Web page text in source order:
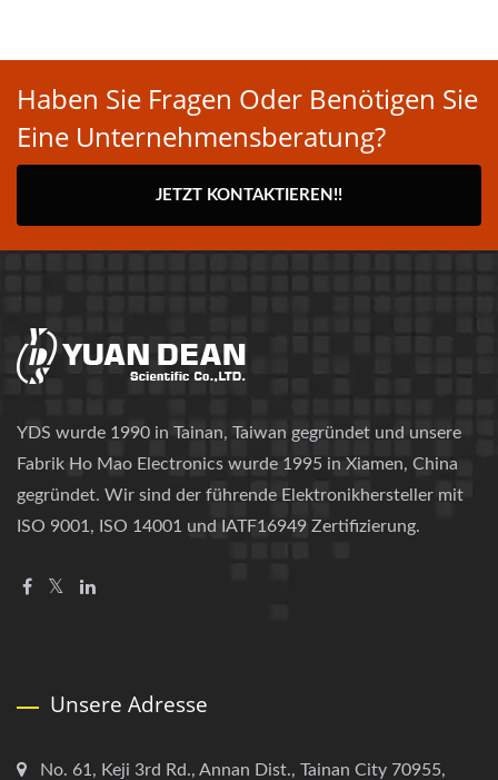
Haben Sie Fragen Oder Benötigen Sie
Eine Unternehmensberatung?
JETZT KONTAKTIEREN!!
YDS wurde 1990 in Tainan, Taiwan gegründet und unsere
Fabrik Ho Mao Electronics wurde 1995 in Xiamen, China
gegründet. Wir sind der führende Elektronikhersteller mit
ISO 9001, ISO 14001 und IATF16949 Zertifizierung.
Unsere Adresse
No. 61, Keji 3rd Rd., Annan Dist., Tainan City 70955,